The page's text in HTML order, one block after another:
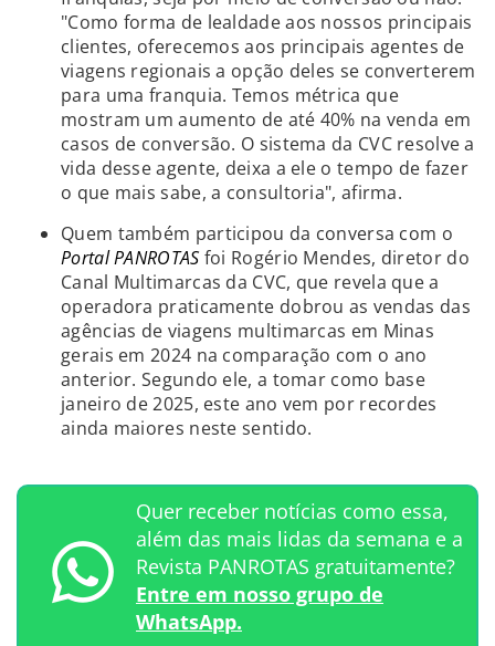
"Como forma de lealdade aos nossos principais
clientes, oferecemos aos principais agentes de
viagens regionais a opção deles se converterem
para uma franquia. Temos métrica que
mostram um aumento de até 40% na venda em
casos de conversão. O sistema da CVC resolve a
vida desse agente, deixa a ele o tempo de fazer
o que mais sabe, a consultoria", afirma.
Quem também participou da conversa com o
Portal PANROTAS foi Rogério Mendes, diretor do
Canal Multimarcas da CVC, que revela que a
operadora praticamente dobrou as vendas das
agências de viagens multimarcas em Minas
gerais em 2024 na comparação com o ano
anterior. Segundo ele, a tomar como base
janeiro de 2025, este ano vem por recordes
ainda maiores neste sentido.
Quer receber notícias como essa,
além das mais lidas da semana e a
Revista PANROTAS gratuitamente?
Entre em nosso grupo de
WhatsApp.